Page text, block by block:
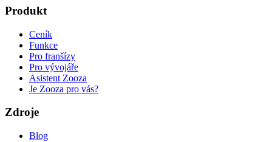
Produkt
Ceník
Funkce
Pro franšízy
Pro vývojáře
Asistent Zooza
Je Zooza pro vás?
Zdroje
Blog